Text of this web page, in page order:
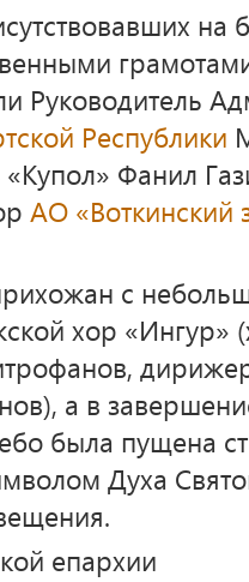
на
Руководитель
Республики
Фанил
АО «Воткинский
с
хор «Ингур»
а в
была пущена
Духа
епархии